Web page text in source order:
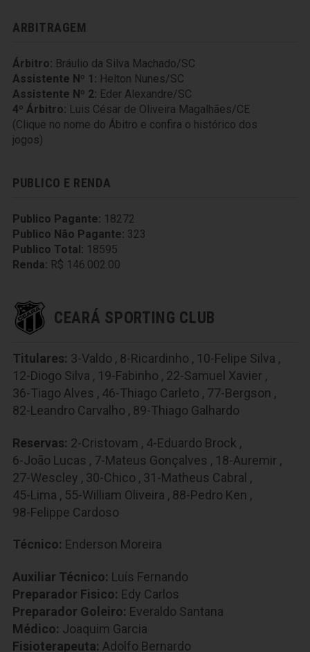
ARBITRAGEM
Árbitro: Bráulio da Silva Machado/SC
Assistente Nº 1: Helton Nunes/SC
Assistente Nº 2: Eder Alexandre/SC
4º Árbitro: Luis César de Oliveira Magalhães/CE
(Clique no nome do Ábitro e confira o histórico dos
jogos)
PUBLICO E RENDA
Publico Pagante: 18272
Publico Não Pagante: 323
Publico Total: 18595
Renda: R$ 146.002.00
CEARÁ SPORTING CLUB
Titulares: 3-Valdo , 8-Ricardinho , 10-Felipe Silva ,
12-Diogo Silva , 19-Fabinho , 22-Samuel Xavier ,
36-Tiago Alves , 46-Thiago Carleto , 77-Bergson ,
82-Leandro Carvalho , 89-Thiago Galhardo
Reservas: 2-Cristovam , 4-Eduardo Brock ,
6-João Lucas , 7-Mateus Gonçalves , 18-Auremir ,
27-Wescley , 30-Chico , 31-Matheus Cabral ,
45-Lima , 55-William Oliveira , 88-Pedro Ken ,
98-Felippe Cardoso
Técnico: Enderson Moreira
Auxiliar Técnico: Luís Fernando
Preparador Fisico: Edy Carlos
Preparador Goleiro: Everaldo Santana
Médico: Joaquim Garcia
Fisioterapeuta: Adolfo Bernardo